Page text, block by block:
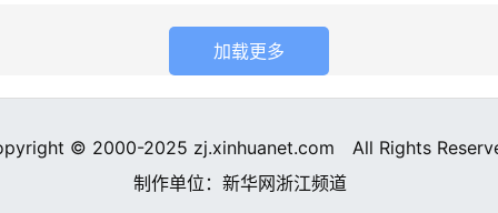
加载更多
© 2000-2025 zj.xinhuanet.com
All Rights
制作单位：新华网浙江频道